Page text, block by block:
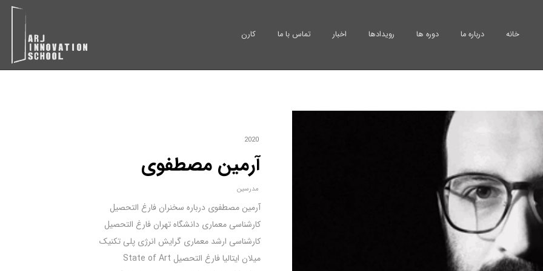
خانه درباره ما دوره ها رویدادها اخبار تماس با ما کارن
2020
آرمین مصطفوی
مدرسین
آرمین مصطفوی درباره سخنران فارغ التحصیل
کارشناسی معماری دانشگاه تهران فارغ التحصیل
کارشناسی ارشد معماری گرایش انرژی پلی تکنیک
میلان ایتالیا فارغ التحصیل State of Art